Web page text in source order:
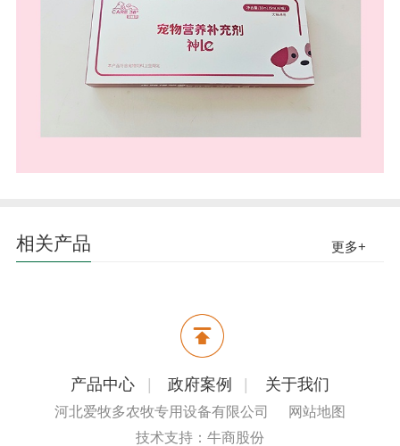
相关产品 更多+
产品中心 政府案例 关于我们
河北爱牧多农牧专用设备有限公司
网站地图
技术支持：牛商股份